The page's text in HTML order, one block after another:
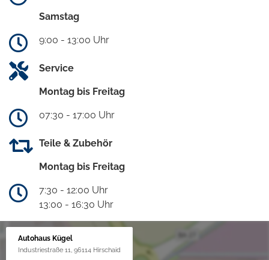
Samstag
9:00 - 13:00 Uhr
Service
Montag bis Freitag
07:30 - 17:00 Uhr
Teile & Zubehör
Montag bis Freitag
7:30 - 12:00 Uhr
13:00 - 16:30 Uhr
Autohaus Kügel
Industriestraße 11, 96114 Hirschaid